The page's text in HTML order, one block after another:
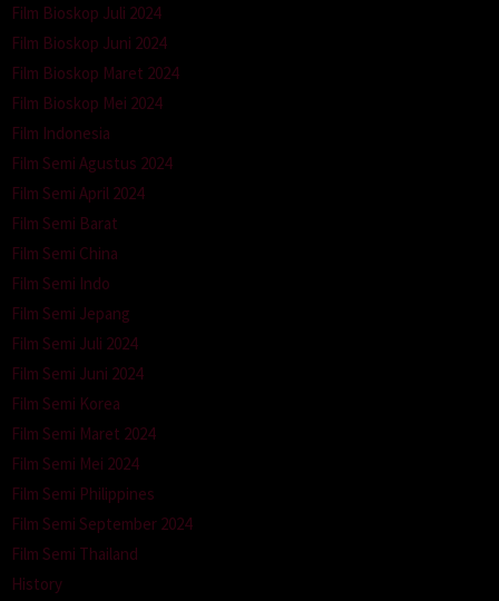
Film Bioskop Juli 2024
Film Bioskop Juni 2024
Film Bioskop Maret 2024
Film Bioskop Mei 2024
Film Indonesia
Film Semi Agustus 2024
Film Semi April 2024
Film Semi Barat
Film Semi China
Film Semi Indo
Film Semi Jepang
Film Semi Juli 2024
Film Semi Juni 2024
Film Semi Korea
Film Semi Maret 2024
Film Semi Mei 2024
Film Semi Philippines
Film Semi September 2024
Film Semi Thailand
History